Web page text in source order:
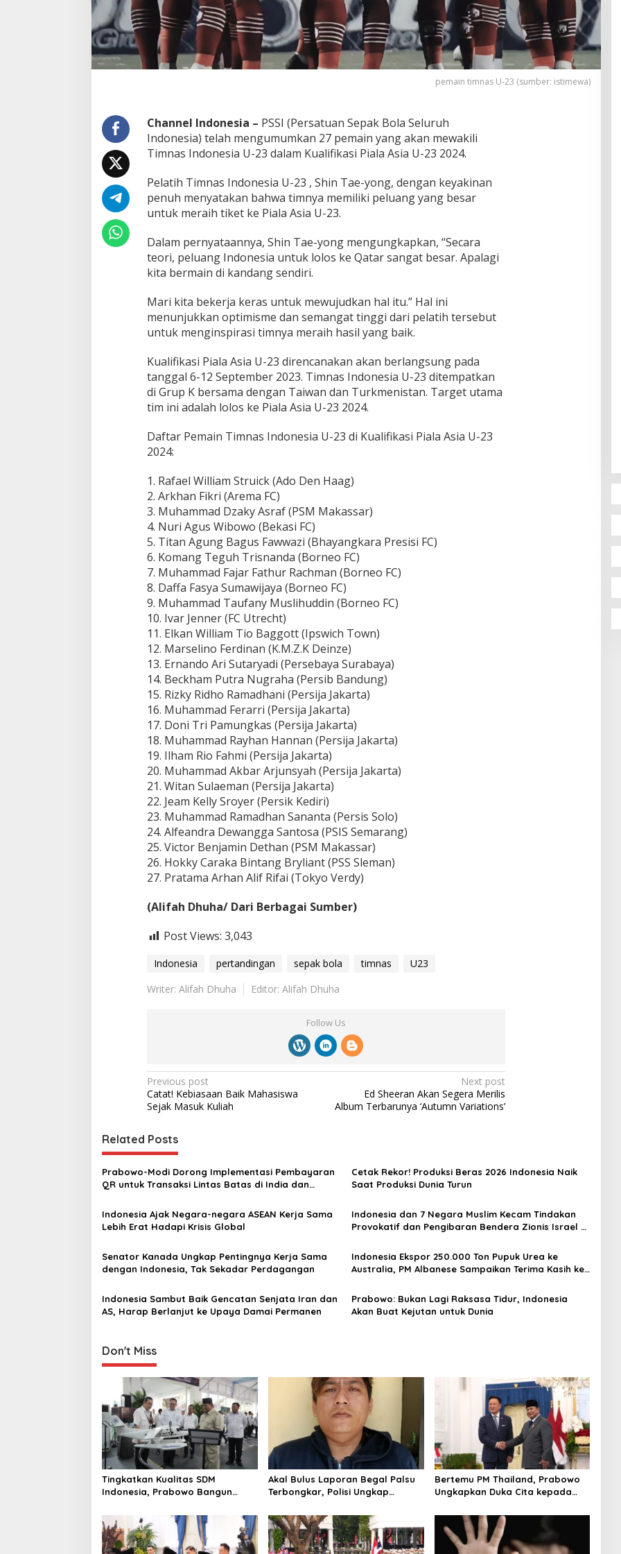
f
i
k
a
s
i
l
a
A
s
a
2
0
2
pemain timnas U-23 (sumber: istimewa)
Channel Indonesia – PSSI (Persatuan Sepak Bola Seluruh
Indonesia) telah mengumumkan 27 pemain yang akan mewakili
Timnas Indonesia U-23 dalam Kualifikasi Piala Asia U-23 2024.
Pelatih Timnas Indonesia U-23 , Shin Tae-yong, dengan keyakinan
penuh menyatakan bahwa timnya memiliki peluang yang besar
untuk meraih tiket ke Piala Asia U-23.
Dalam pernyataannya, Shin Tae-yong mengungkapkan, “Secara
teori, peluang Indonesia untuk lolos ke Qatar sangat besar. Apalagi
kita bermain di kandang sendiri.
Mari kita bekerja keras untuk mewujudkan hal itu.” Hal ini
menunjukkan optimisme dan semangat tinggi dari pelatih tersebut
untuk menginspirasi timnya meraih hasil yang baik.
Kualifikasi Piala Asia U-23 direncanakan akan berlangsung pada
tanggal 6-12 September 2023. Timnas Indonesia U-23 ditempatkan
di Grup K bersama dengan Taiwan dan Turkmenistan. Target utama
tim ini adalah lolos ke Piala Asia U-23 2024.
Daftar Pemain Timnas Indonesia U-23 di Kualifikasi Piala Asia U-23
2024:
1. Rafael William Struick (Ado Den Haag)
2. Arkhan Fikri (Arema FC)
3. Muhammad Dzaky Asraf (PSM Makassar)
4. Nuri Agus Wibowo (Bekasi FC)
5. Titan Agung Bagus Fawwazi (Bhayangkara Presisi FC)
6. Komang Teguh Trisnanda (Borneo FC)
7. Muhammad Fajar Fathur Rachman (Borneo FC)
8. Daffa Fasya Sumawijaya (Borneo FC)
9. Muhammad Taufany Muslihuddin (Borneo FC)
10. Ivar Jenner (FC Utrecht)
11. Elkan William Tio Baggott (Ipswich Town)
12. Marselino Ferdinan (K.M.Z.K Deinze)
13. Ernando Ari Sutaryadi (Persebaya Surabaya)
14. Beckham Putra Nugraha (Persib Bandung)
15. Rizky Ridho Ramadhani (Persija Jakarta)
16. Muhammad Ferarri (Persija Jakarta)
17. Doni Tri Pamungkas (Persija Jakarta)
18. Muhammad Rayhan Hannan (Persija Jakarta)
19. Ilham Rio Fahmi (Persija Jakarta)
20. Muhammad Akbar Arjunsyah (Persija Jakarta)
21. Witan Sulaeman (Persija Jakarta)
22. Jeam Kelly Sroyer (Persik Kediri)
23. Muhammad Ramadhan Sananta (Persis Solo)
24. Alfeandra Dewangga Santosa (PSIS Semarang)
25. Victor Benjamin Dethan (PSM Makassar)
26. Hokky Caraka Bintang Bryliant (PSS Sleman)
27. Pratama Arhan Alif Rifai (Tokyo Verdy)
(Alifah Dhuha/ Dari Berbagai Sumber)
Post Views: 3,043
Indonesia pertandingan sepak bola timnas
U23
Writer: Alifah Dhuha
Editor: Alifah Dhuha
Follow Us
P
o
t
n
a
i
a
t
i
o
Previous post
Catat! Kebiasaan Baik Mahasiswa
Sejak Masuk Kuliah
Next post
Ed Sheeran Akan Segera Merilis
Album Terbarunya ‘Autumn Variations’
Related Posts
Prabowo-Modi Dorong Implementasi Pembayaran
QR untuk Transaksi Lintas Batas di India dan
Cetak Rekor! Produksi Beras 2026 Indonesia Naik
Saat Produksi Dunia Turun
Indonesia Ajak Negara-negara ASEAN Kerja Sama
Lebih Erat Hadapi Krisis Global
Indonesia dan 7 Negara Muslim Kecam Tindakan
Provokatif dan Pengibaran Bendera Zionis Israel di
Senator Kanada Ungkap Pentingnya Kerja Sama
dengan Indonesia, Tak Sekadar Perdagangan
Indonesia Ekspor 250.000 Ton Pupuk Urea ke
Australia, PM Albanese Sampaikan Terima Kasih ke
Indonesia Sambut Baik Gencatan Senjata Iran dan
AS, Harap Berlanjut ke Upaya Damai Permanen
Prabowo: Bukan Lagi Raksasa Tidur, Indonesia
Akan Buat Kejutan untuk Dunia
Don't Miss
Tingkatkan Kualitas SDM
Indonesia, Prabowo Bangun
Undang Universitas Terbaik Dunia
Akal Bulus Laporan Begal Palsu
Terbongkar, Polisi Ungkap
untuk Crypto
Bertemu PM Thailand, Prabowo
Ungkapkan Duka Cita kepada
ke Raja Thailand